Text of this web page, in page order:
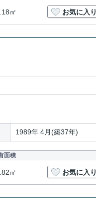
㎡ お気に入り
1989年 4月(築37年)
面積
㎡ お気に入り